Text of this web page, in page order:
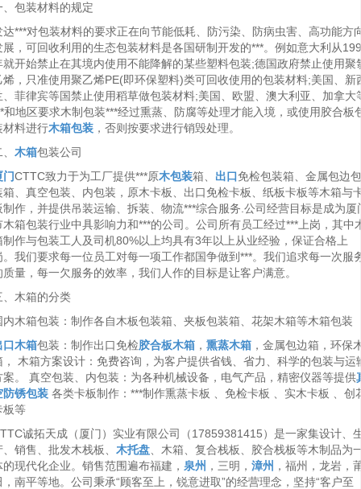
、包装材料的规定
达***对包装材料的要求正在向节能低耗、防污染、防病虫害、高功能方
展，可回收利用的生态包装材料是各国研制开发的***。例如意大利从
就开始禁止在其境内使用不能降解的某些塑料包装;德国政府禁止使用聚
烯，只准使用聚乙烯PE(即环保塑料)类可回收使用的包装材料;美国、新
、菲律宾等国禁止使用稻草做包装材料;美国、欧盟、澳大利亚、加拿大
和地区要求木制包装***经过熏蒸、防腐等处理才能入境，或使用胶合板
材料进行木箱包装，否则按要求进行销毁处理。
木箱包装公司
门CTTC致力于为工厂提供***原木包装箱、 出口免检包装箱、金属包边包
箱、真空包装、内包装，原木卡板、出口免检卡板、纸板卡板等木箱与
制作，并提供吊装运输、拆装、物流***综合服务.公司经营目标是成为厦
木箱包装行业中具影响力和***的公司。公司所有员工经过***上岗，其中
制作与包装工人及司机80%以上均具有3年以上从业经验，保证合格上
。我们要求每一位员工对每一项工作都国争做到***。我们追求每一次服
质量，每一欠服务的效率，我们人作的目标是让客户满意。
、木箱的分类
内木箱包装：制作各自木板包装箱、夹板包装箱、花架木箱等木箱包装
口木箱包装：制作出口免检胶合板木箱， 熏蒸木箱，金属包边箱，环保
， 木箱方案设计：免费咨询，为客户提供省钱、省力、科学的包装与运
案。 真空包装、内包装：为各种机械设备，电气产品，精密仪器等提供
防锈包装各类卡板制作：***制作熏蒸卡板 、免检卡板 、实木卡板 、创
板等
诚拓天成（厦门）实业有限公司（17859381415）是一家集设计、
、销售、批发木栈板、 木托盘、木箱、复合栈板、胶合栈板等木制品为
的现代化企业。销售范围遍布福建， 泉州 ，三明， 漳州 ，福州，龙岩，
，南平等地。公司秉承“顾客至上，锐意进取”的经营理念，坚持“客户至